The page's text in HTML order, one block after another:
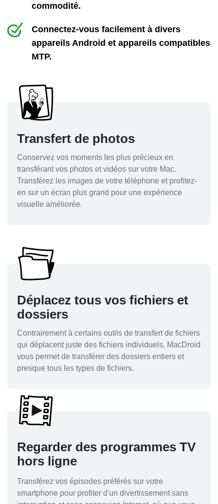
commodité.
Connectez-vous facilement à divers
appareils Android et appareils compatibles
MTP.
Transfert de photos
Conservez vos moments les plus précieux en
transférant vos photos et vidéos sur votre Mac.
Transférez les images de votre téléphone et profitez-
en sur un écran plus grand pour une expérience
visuelle améliorée.
Déplacez tous vos fichiers et
dossiers
Contrairement à certains outils de transfert de fichiers
qui déplacent juste des fichiers individuels, MacDroid
vous permet de transférer des dossiers entiers et
presque tous les types de fichiers.
Regarder des programmes TV
hors ligne
Transférez vos épisodes préférés sur votre
smartphone pour profiter d'un divertissement sans